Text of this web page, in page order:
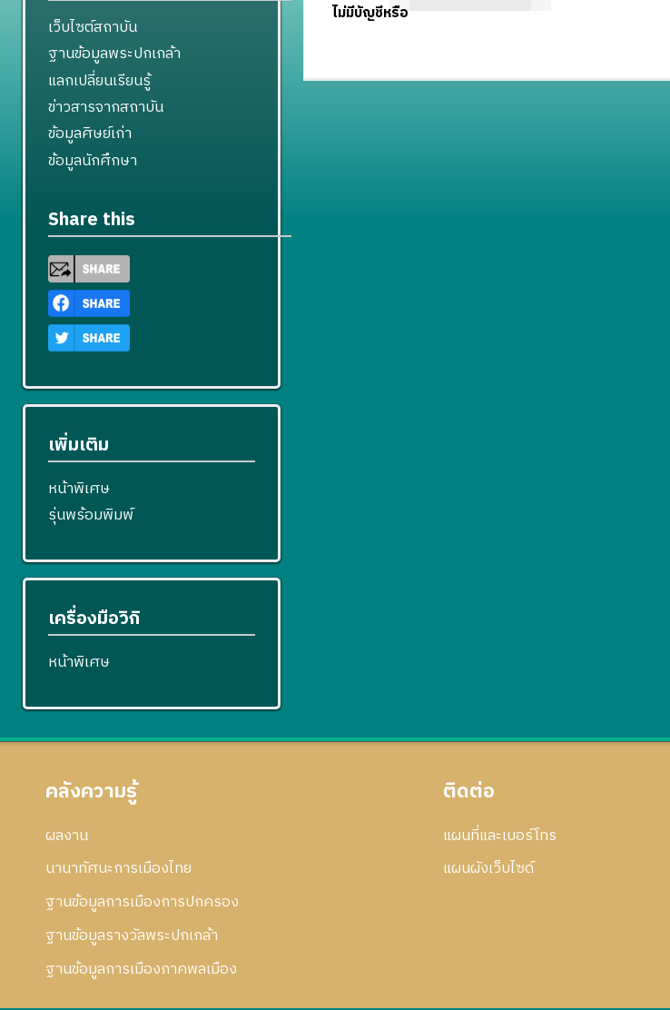
ไม่มีบัญชีหรือ
เว็บไซต์สถาบัน
ฐานข้อมูลพระปกเกล้า
แลกเปลี่ยนเรียนรู้
ข่าวสารจากสถาบัน
ข้อมูลศิษย์เก่า
ข้อมูลนักศึกษา
Share this
เพิ่มเติม
หน้าพิเศษ
รุ่นพร้อมพิมพ์
เครื่องมือวิกิ
หน้าพิเศษ
คลังความรู้
ผลงาน
นานาทัศนะการเมืองไทย
ฐานข้อมูลการเมืองการปกครอง
ฐานข้อมูลรางวัลพระปกเกล้า
ฐานข้อมูลการเมืองภาคพลเมือง
ติดต่อ
แผนที่และเบอร์โทร
แผนผังเว็บไซด์